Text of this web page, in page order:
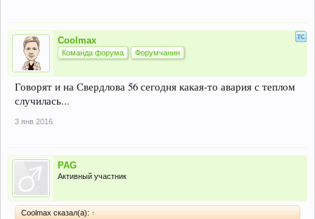
Coolmax
Команда форума Форумчанин
Говорят и на Свердлова 56 сегодня какая-то авария с теплом
случилась...
3 янв 2016
PAG
Активный участник
Coolmax сказал(а): ↑